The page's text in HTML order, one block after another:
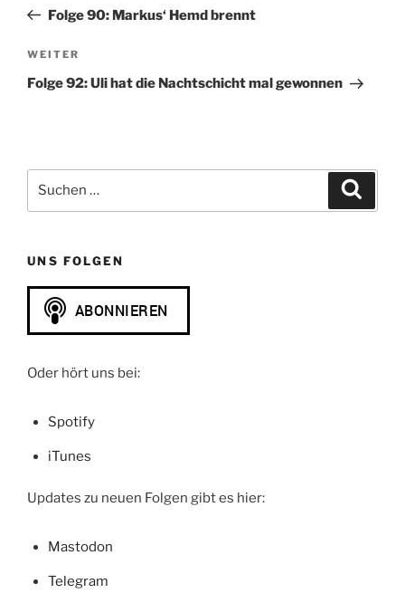
Beitrag
Folge 90: Markus‘ Hemd brennt
Nächster
Beitrag
WEITER
Folge 92: Uli hat die Nachtschicht mal gewonnen
nach:
UNS FOLGEN
Oder hört uns bei:
Spotify
iTunes
Updates zu neuen Folgen gibt es hier:
Mastodon
Telegram